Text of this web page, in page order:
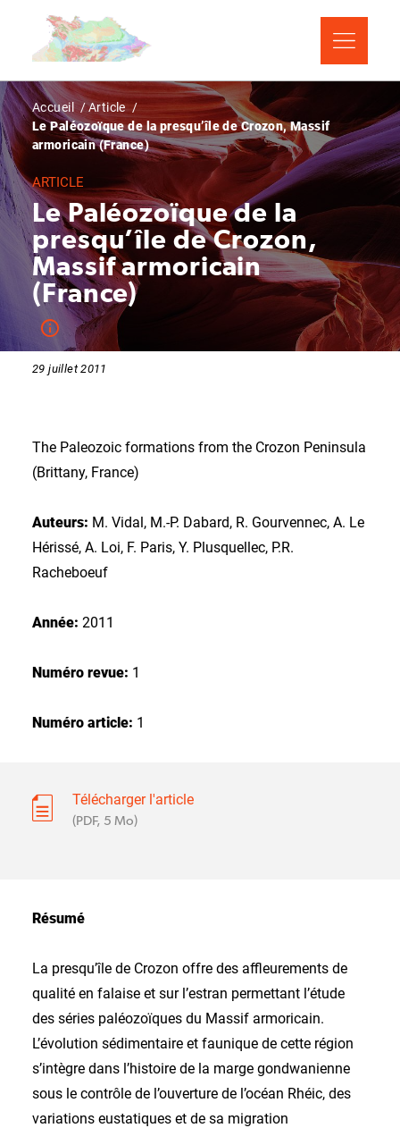
contenu
Fil
d'Ariane
Accueil
Article
Le Paléozoïque de la presqu’île de Crozon, Massif
armoricain (France)
ARTICLE
Le Paléozoïque de la
presqu’île de Crozon,
Massif armoricain
(France)
29 juillet 2011
The Paleozoic formations from the Crozon Peninsula
(Brittany, France)
Auteurs: M. Vidal, M.-P. Dabard, R. Gourvennec, A. Le
Hérissé, A. Loi, F. Paris, Y. Plusquellec, P.R.
Racheboeuf
Année: 2011
Numéro revue: 1
Numéro article: 1
Télécharger l'article
(PDF, 5 Mo)
Résumé
La presqu’île de Crozon offre des affleurements de
qualité en falaise et sur l’estran permettant l’étude
des séries paléozoïques du Massif armoricain.
L’évolution sédimentaire et faunique de cette région
s’intègre dans l’histoire de la marge gondwanienne
sous le contrôle de l’ouverture de l’océan Rhéic, des
variations eustatiques et de sa migration